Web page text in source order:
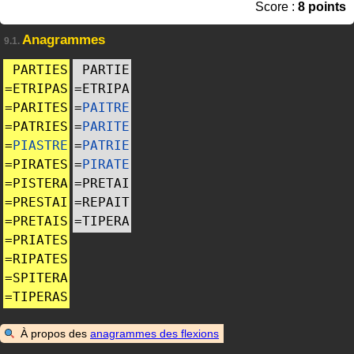
Score : 8 points
9.1. Anagrammes
PARTIES
=ETRIPAS
=PARITES
=PATRIES
=PIASTRE
=PIRATES
=PISTERA
=PRESTAI
=PRETAIS
=PRIATES
=RIPATES
=SPITERA
=TIPERAS
PARTIE
=ETRIPA
=PAITRE
=PARITE
=PATRIE
=PIRATE
=PRETAI
=REPAIT
=TIPERA
À propos des anagrammes des flexions